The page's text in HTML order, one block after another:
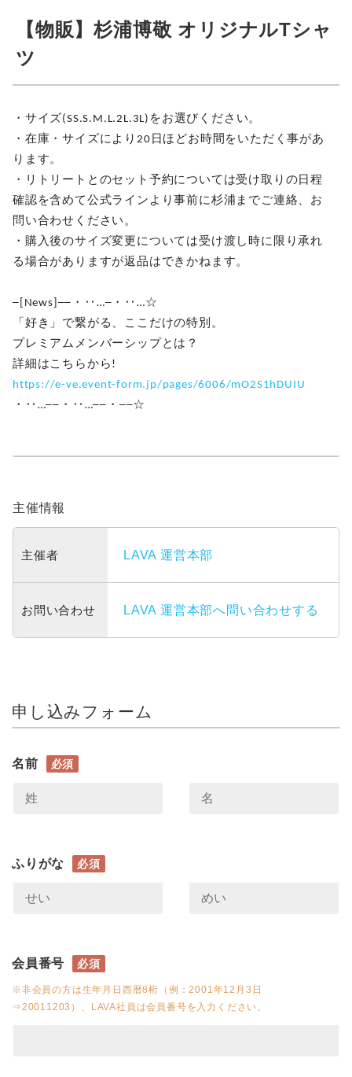
【物販】杉浦博敬 オリジナルTシャ
ツ
・サイズ(SS.S.M.L.2L.3L)をお選びください。
・在庫・サイズにより20日ほどお時間をいただく事があ
ります。
・リトリートとのセット予約については受け取りの日程
確認を含めて公式ラインより事前に杉浦までご連絡、お
問い合わせください。
・購入後のサイズ変更については受け渡し時に限り承れ
る場合がありますが返品はできかねます。
─[News]──・‥…─・‥…☆
「好き」で繋がる、ここだけの特別。
プレミアムメンバーシップとは？
詳細はこちらから!
https://e-ve.event-form.jp/pages/6006/mO2S1hDUIU
・‥…──・‥…──・──☆
主催情報
主催者 LAVA 運営本部
お問い合わせ LAVA 運営本部へ問い合わせする
申し込みフォーム
名前 必須
ふりがな 必須
会員番号 必須
※非会員の方は生年月日西暦8桁（例：2001年12月3日
⇒20011203）、LAVA社員は会員番号を入力ください。